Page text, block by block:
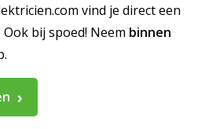
vind je direct een
bij spoed! Neem binnen